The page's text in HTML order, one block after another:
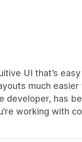
UI that’s
much
developer, has
working with